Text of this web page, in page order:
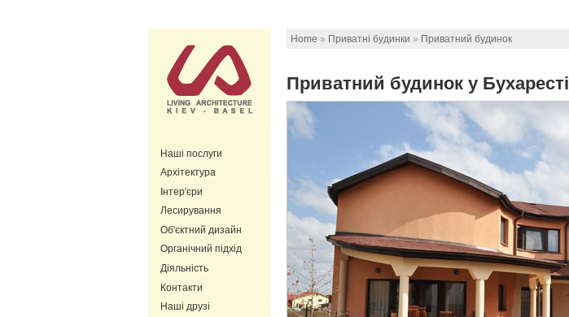
Наші послуги
Архітектура
Інтер'єри
Лесирування
Об'єктний дизайн
Органічний підхід
Діяльність
Контакти
Наші друзі
Home » Приватні будинки » Приватний будинок
Приватний будинок у Бухаресті